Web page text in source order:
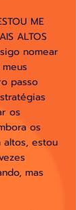
ME
ALTOS
nomear
passo
os
os
altos, estou
mas